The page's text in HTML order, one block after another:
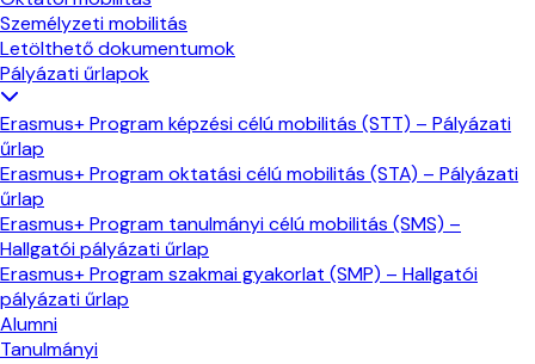
Személyzeti mobilitás
Letölthető dokumentumok
Pályázati űrlapok
Erasmus+ Program képzési célú mobilitás (STT) – Pályázati
űrlap
Erasmus+ Program oktatási célú mobilitás (STA) – Pályázati
űrlap
Erasmus+ Program tanulmányi célú mobilitás (SMS) –
Hallgatói pályázati űrlap
Erasmus+ Program szakmai gyakorlat (SMP) – Hallgatói
pályázati űrlap
Alumni
Tanulmányi